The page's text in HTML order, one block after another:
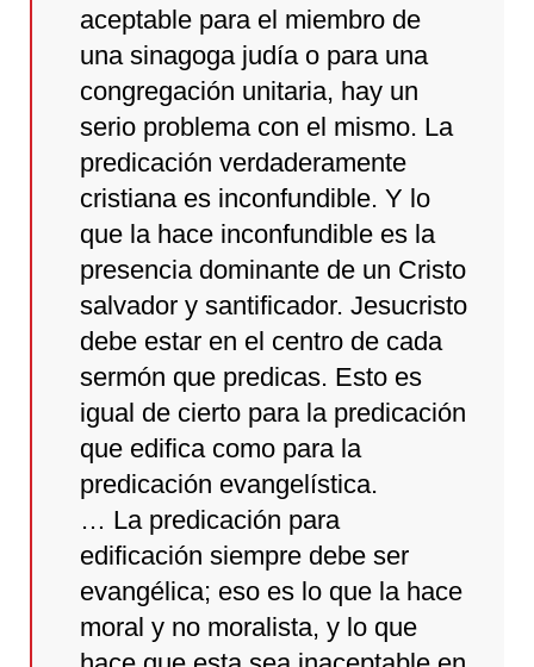
aceptable para el miembro de
una sinagoga judía o para una
congregación unitaria, hay un
serio problema con el mismo. La
predicación verdaderamente
cristiana es inconfundible. Y lo
que la hace inconfundible es la
presencia dominante de un Cristo
salvador y santificador. Jesucristo
debe estar en el centro de cada
sermón que predicas. Esto es
igual de cierto para la predicación
que edifica como para la
predicación evangelística.
… La predicación para
edificación siempre debe ser
evangélica; eso es lo que la hace
moral y no moralista, y lo que